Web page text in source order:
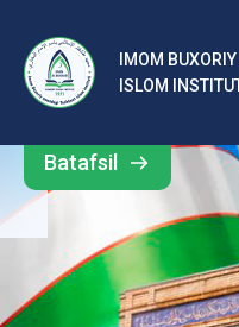
IMOM
ISLOM
b
al
ar
o‘
rt
Barcha
yangiliklar
Batafsil